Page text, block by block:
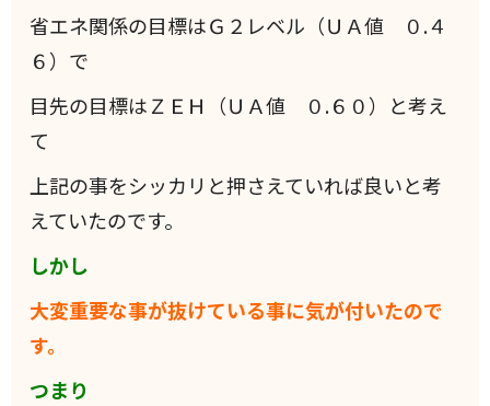
省エネ関係の目標はＧ２レベル（ＵＡ値 ０.４
６）で
目先の目標はＺＥＨ（ＵＡ値 ０.６０）と考え
て
上記の事をシッカリと押さえていれば良いと考
えていたのです。
しかし
大変重要な事が抜けている事に気が付いたので
す。
つまり